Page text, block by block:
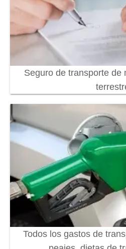
Seguro de transporte de
Todos los gastos de